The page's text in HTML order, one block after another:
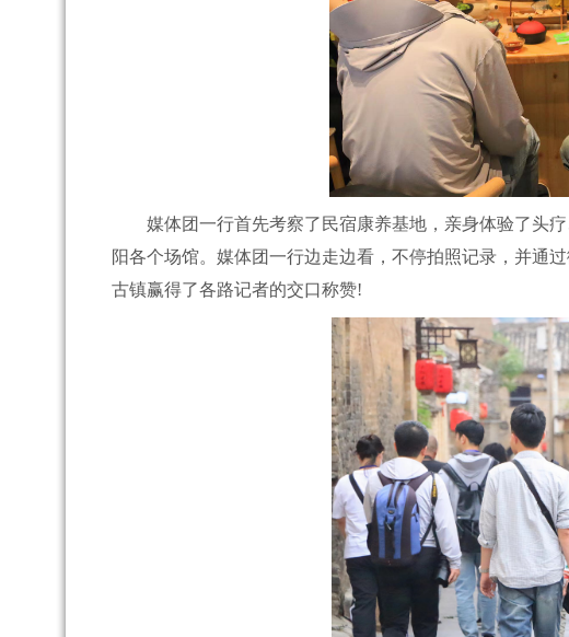
媒体团一行首先考察了民宿康养基地，亲身体验了头疗
阳各个场馆。媒体团一行边走边看，不停拍照记录，并通
古镇赢得了各路记者的交口称赞!